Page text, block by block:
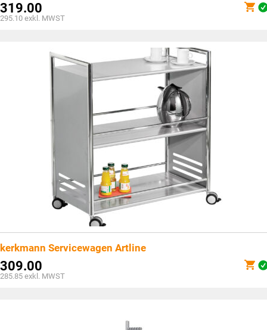
319.00
295.10 exkl. MWST
kerkmann Servicewagen Artline
309.00
285.85 exkl. MWST